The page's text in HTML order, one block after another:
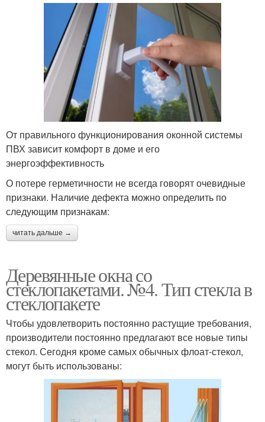
окне
Новый стеклопакет
Стеклопакет в
пластиковом окне
Стекло на смартфоне Стекло в окне
Стеклопакет в
деревянных евроокнах
стеклопакете
окна
стеклопакете
От правильного функционирования оконной системы
ПВХ зависит комфорт в доме и его
энергоэффективность
О потере герметичности не всегда говорят очевидные
признаки. Наличие дефекта можно определить по
следующим признакам:
читать дальше →
Деревянные окна со
стеклопакетами. №4. Тип стекла в
стеклопакете
Чтобы удовлетворить постоянно растущие требования,
производители постоянно предлагают все новые типы
стекол. Сегодня кроме самых обычных флоат-стекол,
могут быть использованы: